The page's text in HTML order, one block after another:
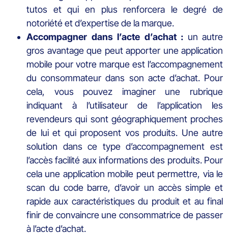
tutos et qui en plus renforcera le degré de
notoriété et d’expertise de la marque.
Accompagner dans l’acte d’achat : un autre
gros avantage que peut apporter une application
mobile pour votre marque est l’accompagnement
du consommateur dans son acte d’achat. Pour
cela, vous pouvez imaginer une rubrique
indiquant à l’utilisateur de l’application les
revendeurs qui sont géographiquement proches
de lui et qui proposent vos produits. Une autre
solution dans ce type d’accompagnement est
l’accès facilité aux informations des produits. Pour
cela une application mobile peut permettre, via le
scan du code barre, d’avoir un accès simple et
rapide aux caractéristiques du produit et au final
finir de convaincre une consommatrice de passer
à l’acte d’achat.